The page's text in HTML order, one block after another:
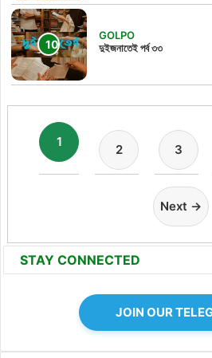
GOLPO
দুইজনাতেই পর্ব ৩৩
1
2 3
Next →
STAY CONNECTED
JOIN OUR